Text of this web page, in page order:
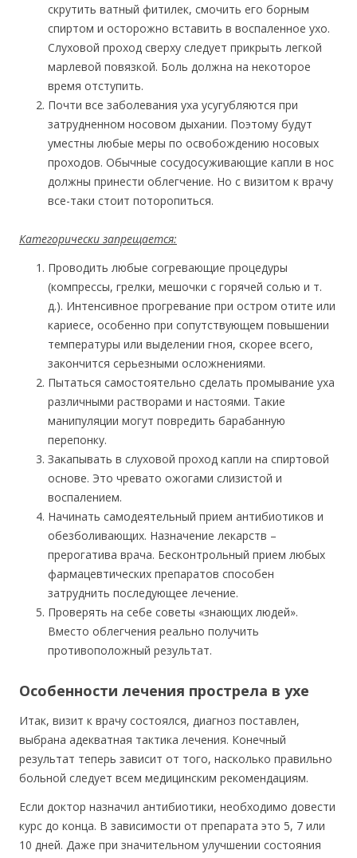
скрутить ватный фитилек, смочить его борным
спиртом и осторожно вставить в воспаленное ухо.
Слуховой проход сверху следует прикрыть легкой
марлевой повязкой. Боль должна на некоторое
время отступить.
Почти все заболевания уха усугубляются при
затрудненном носовом дыхании. Поэтому будут
уместны любые меры по освобождению носовых
проходов. Обычные сосудосуживающие капли в нос
должны принести облегчение. Но с визитом к врачу
все-таки стоит поторопиться.
Категорически запрещается:
Проводить любые согревающие процедуры
(компрессы, грелки, мешочки с горячей солью и т.
д.). Интенсивное прогревание при остром отите или
кариесе, особенно при сопутствующем повышении
температуры или выделении гноя, скорее всего,
закончится серьезными осложнениями.
Пытаться самостоятельно сделать промывание уха
различными растворами и настоями. Такие
манипуляции могут повредить барабанную
перепонку.
Закапывать в слуховой проход капли на спиртовой
основе. Это чревато ожогами слизистой и
воспалением.
Начинать самодеятельный прием антибиотиков и
обезболивающих. Назначение лекарств –
прерогатива врача. Бесконтрольный прием любых
фармацевтических препаратов способен
затруднить последующее лечение.
Проверять на себе советы «знающих людей».
Вместо облегчения реально получить
противоположный результат.
Особенности лечения прострела в ухе
Итак, визит к врачу состоялся, диагноз поставлен,
выбрана адекватная тактика лечения. Конечный
результат теперь зависит от того, насколько правильно
больной следует всем медицинским рекомендациям.
Если доктор назначил антибиотики, необходимо довести
курс до конца. В зависимости от препарата это 5, 7 или
10 дней. Даже при значительном улучшении состояния